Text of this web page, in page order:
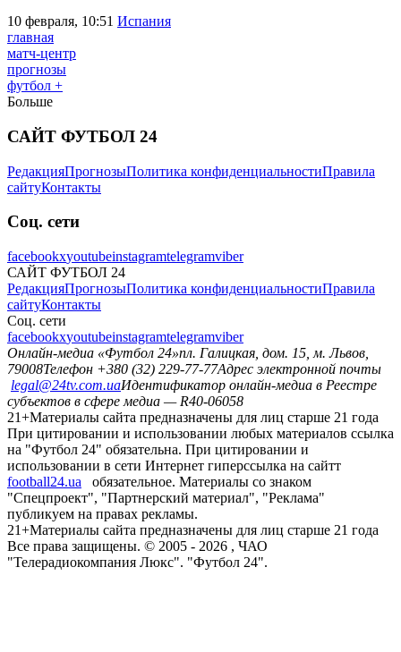
10 февраля, 10:51 Испания
главная
матч-центр
прогнозы
футбол +
Больше
САЙТ ФУТБОЛ 24
РедакцияПрогнозыПолитика конфиденциальностиПравила
сайтуКонтакты
Соц. сети
facebookxyoutubeinstagramtelegramviber
САЙТ ФУТБОЛ 24
РедакцияПрогнозыПолитика конфиденциальностиПравила
сайтуКонтакты
Соц. сети
facebookxyoutubeinstagramtelegramviber
Онлайн-медиа «Футбол 24»пл. Галицкая, дом. 15, м. Львов,
79008Телефон +380 (32) 229-77-77Адрес электронной почты
legal@24tv.com.uaИдентификатор онлайн-медиа в Реестре
субъектов в сфере медиа — R40-06058
21+Материалы сайта предназначены для лиц старше 21 года
При цитировании и использовании любых материалов ссылка
на "Футбол 24" обязательна. При цитировании и
использовании в сети Интернет гиперссылка на сайтт
football24.ua
обязательное. Материалы со знаком
"Спецпроект", "Партнерский материал", "Реклама"
публикуем на правах рекламы.
21+Материалы сайта предназначены для лиц старше 21 года
Все права защищены. © 2005 - 2026 , ЧАО
"Телерадиокомпания Люкс". "Футбол 24".